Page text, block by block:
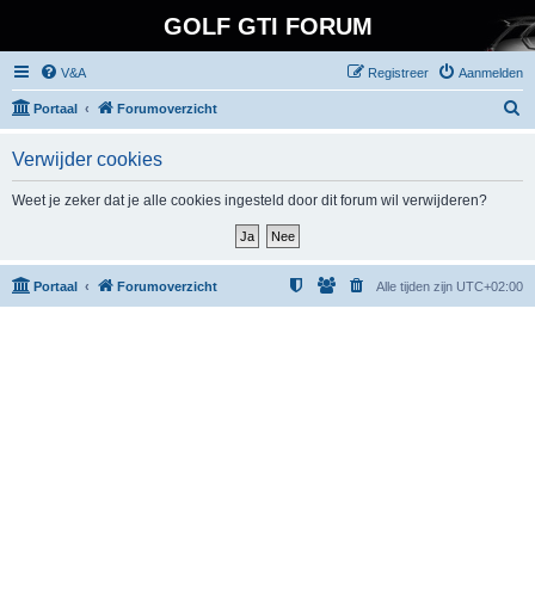
GOLF GTI FORUM
V&A Aanmelden
Registreer
Portaal Forumoverzicht
Verwijder cookies
Weet je zeker dat je alle cookies ingesteld door dit forum wil verwijderen?
Portaal Forumoverzicht Alle tijden zijn UTC+02:00